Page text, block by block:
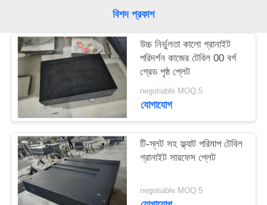
ম্যাপ
PRIVACY
POLICY
বিশদ প্রকাশ
উচ্চ নির্ভুলতা কালো গ্রানাইট
পরিদর্শন কাজের টেবিল 00 বর্গ
গ্রেড পৃষ্ঠ প্লেট
negotiable MOQ:5
যোগাযোগ
টি-স্লট সহ ফ্ল্যাট পরিমাপ টেবিল
গ্রানাইট সারফেস প্লেট
negotiable MOQ:5